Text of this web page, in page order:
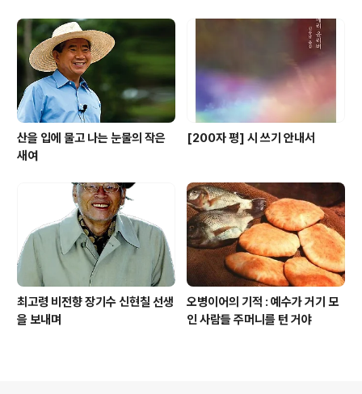
산을 입에 물고 나는 눈물의 작은
새여
[200자 평] 시 쓰기 안내서
최고령 비전향 장기수 신현칠 선생
을 보내며
오병이어의 기적 : 예수가 거기 모
인 사람들 주머니를 턴 거야